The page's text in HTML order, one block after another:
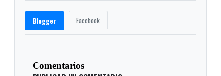
Blogger Facebook
Comentarios